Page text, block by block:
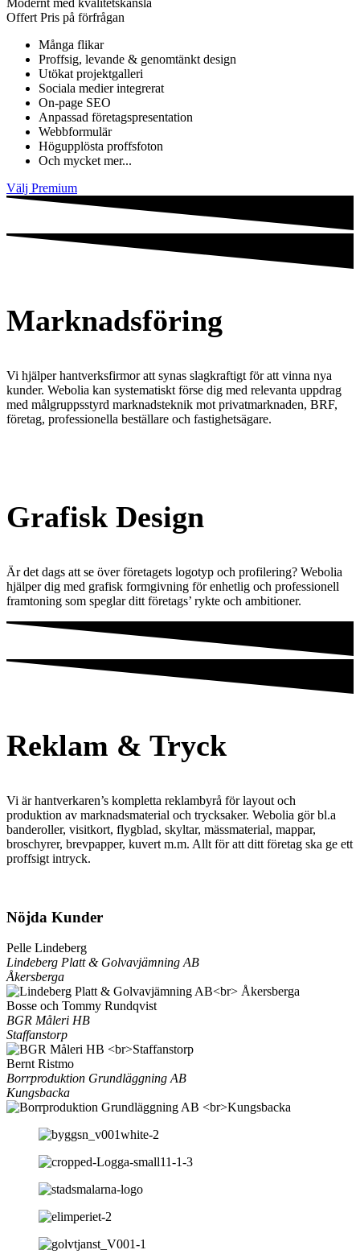
Modernt med kvalitetskänsla
Offert Pris på förfrågan
Många flikar
Proffsig, levande & genomtänkt design
Utökat projektgalleri
Sociala medier integrerat
On-page SEO
Anpassad företagspresentation
Webbformulär
Högupplösta proffsfoton
Och mycket mer...
Välj Premium
Marknadsföring
Vi hjälper hantverksfirmor att synas slagkraftigt för att vinna nya
kunder. Webolia kan systematiskt förse dig med relevanta uppdrag
med målgruppsstyrd marknadsteknik mot privatmarknaden, BRF,
företag, professionella beställare och fastighetsägare.
Grafisk Design
Är det dags att se över företagets logotyp och profilering? Webolia
hjälper dig med grafisk formgivning för enhetlig och professionell
framtoning som speglar ditt företags’ rykte och ambitioner.
Reklam & Tryck
Vi är hantverkaren’s kompletta reklambyrå för layout och
produktion av marknadsmaterial och trycksaker. Webolia gör bl.a
banderoller, visitkort, flygblad, skyltar, mässmaterial, mappar,
broschyrer, brevpapper, kuvert m.m. Allt för att ditt företag ska ge ett
proffsigt intryck.
Nöjda Kunder
Pelle Lindeberg
Lindeberg Platt & Golvavjämning AB
Åkersberga
Bosse och Tommy Rundqvist
BGR Måleri HB
Staffanstorp
Bernt Ristmo
Borrproduktion Grundläggning AB
Kungsbacka